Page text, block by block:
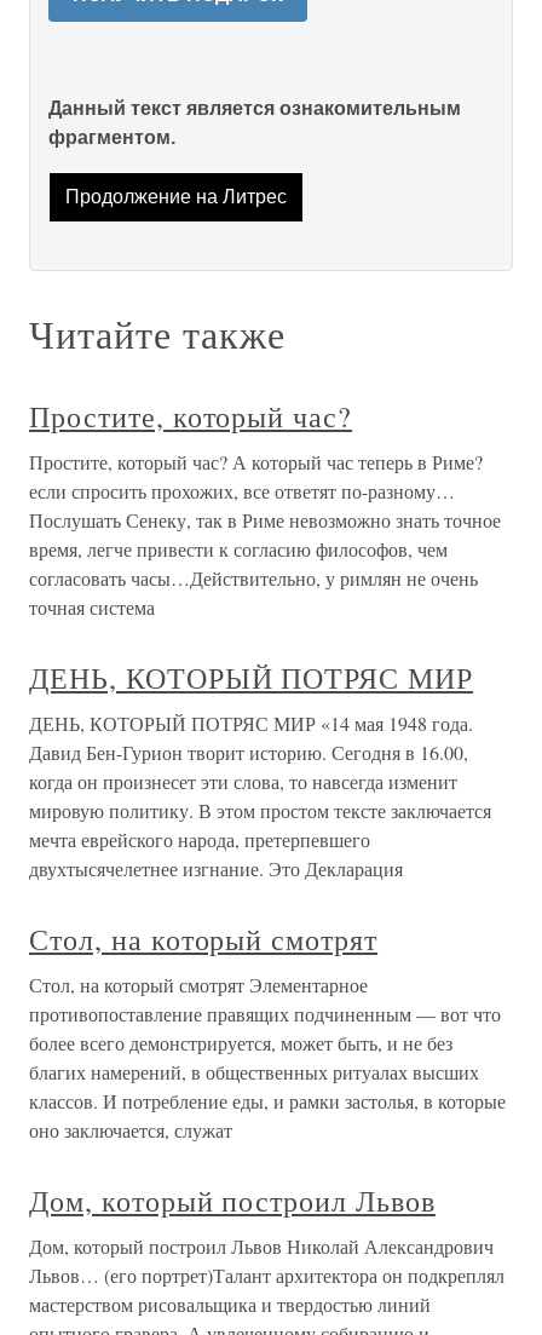
Данный текст является ознакомительным
фрагментом.
Продолжение на Литрес
Читайте также
Простите, который час?
Простите, который час? А который час теперь в Риме?
если спросить прохожих, все ответят по-разному…
Послушать Сенеку, так в Риме невозможно знать точное
время, легче привести к согласию философов, чем
согласовать часы…Действительно, у римлян не очень
точная система
ДЕНЬ, КОТОРЫЙ ПОТРЯС МИР
ДЕНЬ, КОТОРЫЙ ПОТРЯС МИР «14 мая 1948 года.
Давид Бен-Гурион творит историю. Сегодня в 16.00,
когда он произнесет эти слова, то навсегда изменит
мировую политику. В этом простом тексте заключается
мечта еврейского народа, претерпевшего
двухтысячелетнее изгнание. Это Декларация
Стол, на который смотрят
Стол, на который смотрят Элементарное
противопоставление правящих подчиненным — вот что
более всего демонстрируется, может быть, и не без
благих намерений, в общественных ритуалах высших
классов. И потребление еды, и рамки застолья, в которые
оно заключается, служат
Дом, который построил Львов
Дом, который построил Львов Николай Александрович
Львов… (его портрет)Талант архитектора он подкреплял
мастерством рисовальщика и твердостью линий